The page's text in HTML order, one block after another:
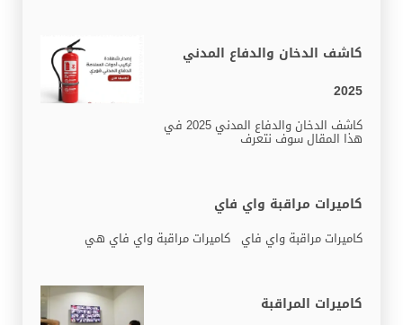
كاشف الدخان والدفاع المدني
2025
كاشف الدخان والدفاع المدني 2025 في
هذا المقال سوف نتعرف
كاميرات مراقبة واي فاي
كاميرات مراقبة واي فاي كاميرات مراقبة واي فاي هي
كاميرات المراقبة